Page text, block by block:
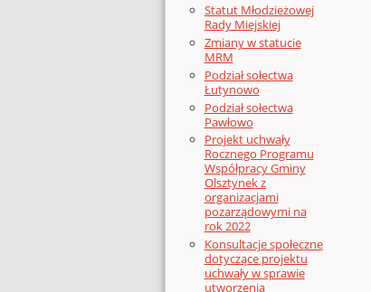
Statut Młodzieżowej
Rady Miejskiej
Zmiany w statucie
MRM
Podział sołectwa
Łutynowo
Podział sołectwa
Pawłowo
Projekt uchwały
Rocznego Programu
Współpracy Gminy
Olsztynek z
organizacjami
pozarządowymi na
rok 2022
Konsultacje społeczne
dotyczące projektu
uchwały w sprawie
utworzenia